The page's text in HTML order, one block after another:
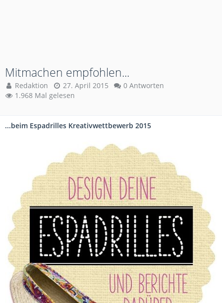
Mitmachen empfohlen...
Redaktion 27. April 2015
0 Antworten
1.968 Mal gelesen
...beim Espadrilles Kreativwettbewerb 2015